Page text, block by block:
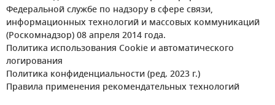
Федеральной службе по надзору в сфере связи,
информационных технологий и массовых коммуникаций
(Роскомнадзор) 08 апреля 2014 года.
Политика использования Cookie и автоматического
логирования
Политика конфиденциальности (ред. 2023 г.)
Правила применения рекомендательных технологий